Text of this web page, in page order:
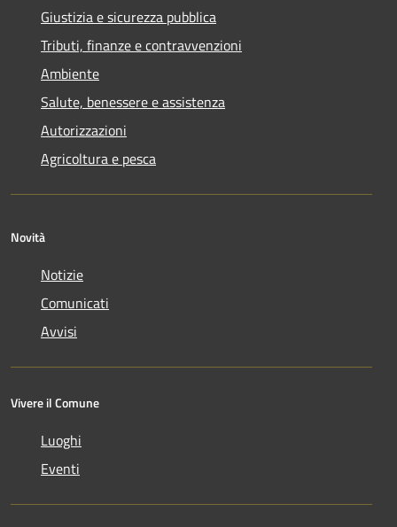
Giustizia e sicurezza pubblica
Tributi, finanze e contravvenzioni
Ambiente
Salute, benessere e assistenza
Autorizzazioni
Agricoltura e pesca
Novità
Notizie
Comunicati
Avvisi
Vivere il Comune
Luoghi
Eventi